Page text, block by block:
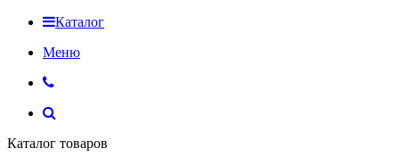
Каталог
Меню
Каталог товаров